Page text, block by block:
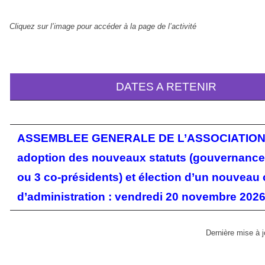
Cliquez sur l’image pour accéder à la page de l’activité
DATES A RETENIR
ASSEMBLEE GENERALE DE
adoption des nouveaux statuts
ou 3 co-présidents) et élection d’un nouveau
d’administration : vendredi 20 novembre 2026
Dernière mise à